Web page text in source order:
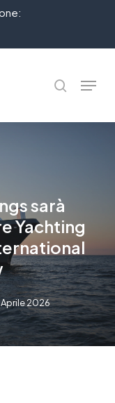
cerca
Menu
sarà
Yachting
2026